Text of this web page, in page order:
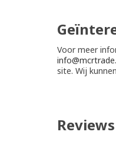
Voor meer
site. Wij
Reviews